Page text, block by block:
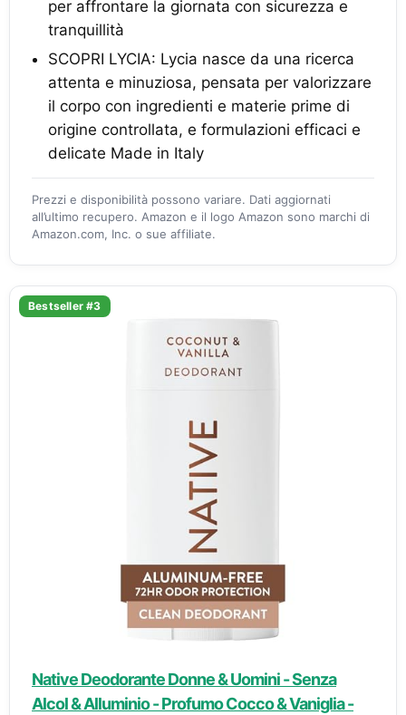
per affrontare la giornata con sicurezza e
tranquillità
SCOPRI LYCIA: Lycia nasce da una ricerca
attenta e minuziosa, pensata per valorizzare
il corpo con ingredienti e materie prime di
origine controllata, e formulazioni efficaci e
delicate Made in Italy
Prezzi e disponibilità possono variare. Dati aggiornati
all’ultimo recupero. Amazon e il logo Amazon sono marchi di
Amazon.com, Inc. o sue affiliate.
Bestseller #3
Native Deodorante Donne & Uomini - Senza
Alcol & Alluminio - Profumo Cocco & Vaniglia -